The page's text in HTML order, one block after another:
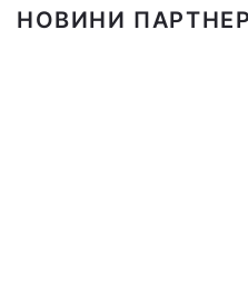
НОВИНИ